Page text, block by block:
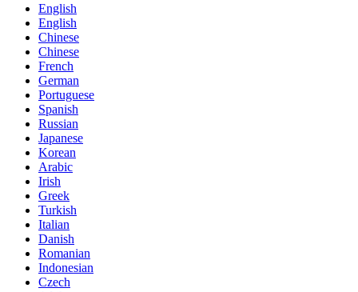
English
English
Chinese
Chinese
French
German
Portuguese
Spanish
Russian
Japanese
Korean
Arabic
Irish
Greek
Turkish
Italian
Danish
Romanian
Indonesian
Czech